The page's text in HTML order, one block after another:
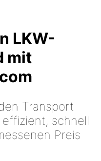
LKW-
mit
Transport
schnell
Preis